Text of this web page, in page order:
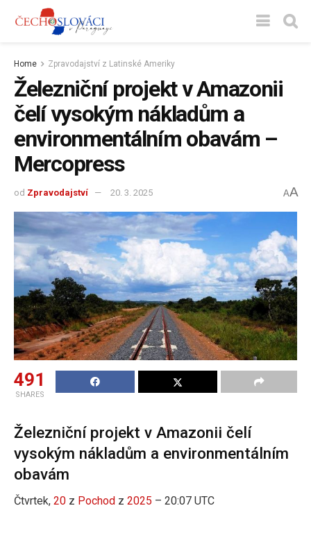
Home Zpravodajství z Latinské Ameriky
Železniční projekt v Amazonii
čelí vysokým nákladům a
environmentálním obavám –
Mercopress
od Zpravodajství 20. 3. 2025 AA
491
SHARES
Železniční projekt v Amazonii čelí
vysokým nákladům a environmentálním
obavám
Čtvrtek, 20 z Pochod z 2025 – 20:07 UTC